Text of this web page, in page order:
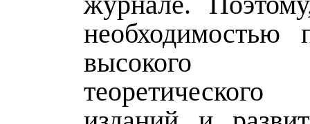
необходимостью
высокого